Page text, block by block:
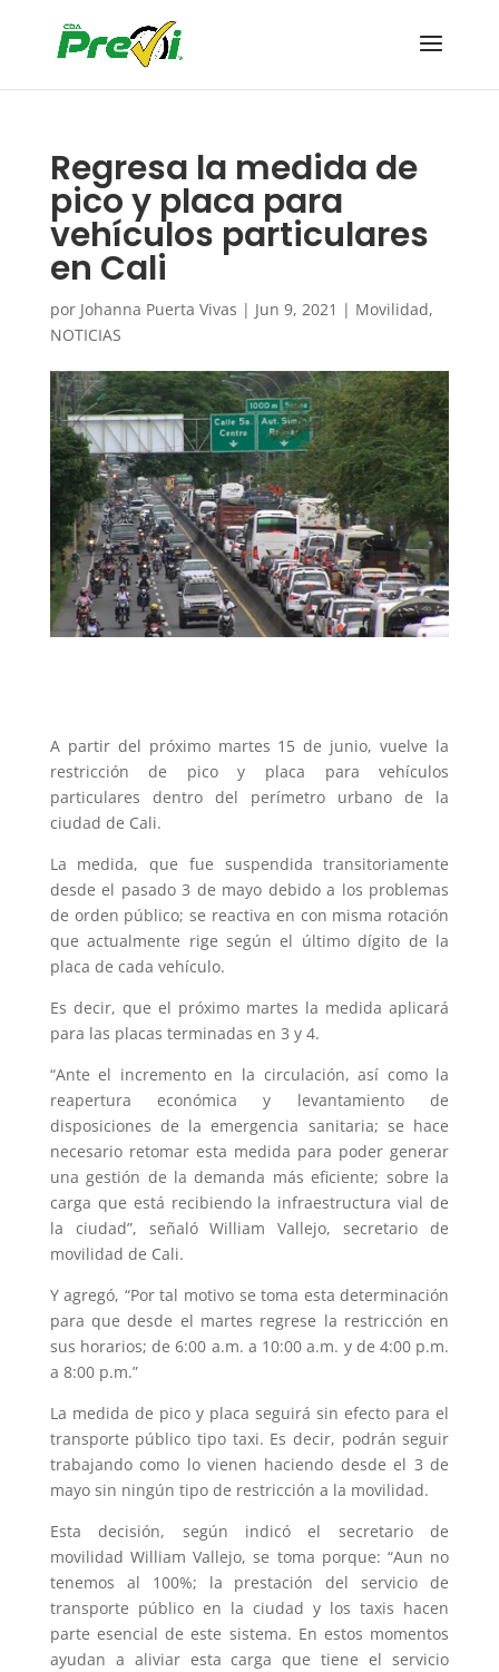
Regresa la medida de
pico y placa para
vehículos particulares
en Cali
por Johanna Puerta Vivas | Jun 9, 2021 | Movilidad,
NOTICIAS
A partir del próximo martes 15 de junio, vuelve la
restricción de pico y placa para vehículos
particulares dentro del perímetro urbano de la
ciudad de Cali.
La medida, que fue suspendida transitoriamente
desde el pasado 3 de mayo debido a los problemas
de orden público; se reactiva en con misma rotación
que actualmente rige según el último dígito de la
placa de cada vehículo.
Es decir, que el próximo martes la medida aplicará
para las placas terminadas en 3 y 4.
“Ante el incremento en la circulación, así como la
reapertura económica y levantamiento de
disposiciones de la emergencia sanitaria; se hace
necesario retomar esta medida para poder generar
una gestión de la demanda más eficiente; sobre la
carga que está recibiendo la infraestructura vial de
la ciudad”, señaló William Vallejo, secretario de
movilidad de Cali.
Y agregó, “Por tal motivo se toma esta determinación
para que desde el martes regrese la restricción en
sus horarios; de 6:00 a.m. a 10:00 a.m. y de 4:00 p.m.
a 8:00 p.m.”
La medida de pico y placa seguirá sin efecto para el
transporte público tipo taxi. Es decir, podrán seguir
trabajando como lo vienen haciendo desde el 3 de
mayo sin ningún tipo de restricción a la movilidad.
Esta decisión, según indicó el secretario de
movilidad William Vallejo, se toma porque: “Aun no
tenemos al 100%; la prestación del servicio de
transporte público en la ciudad y los taxis hacen
parte esencial de este sistema. En estos momentos
ayudan a aliviar esta carga que tiene el servicio